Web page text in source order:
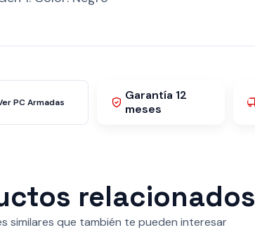
PC Armadas
Garantía 12
meses
relacionados
similares que también te pueden interesar